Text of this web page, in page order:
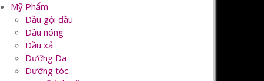
Mỹ Phẩm
Dầu gội đầu
Dầu nóng
Dầu xả
Dưỡng Da
Dưỡng tóc